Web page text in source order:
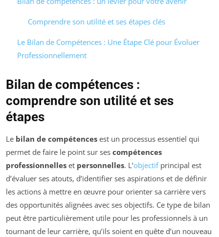
Comprendre son utilité et ses étapes clés
Le Bilan de Compétences : Une Étape Clé pour Évoluer
Professionnellement
Bilan de compétences :
comprendre son utilité et ses
étapes
Le bilan de compétences est un processus essentiel qui
permet de faire le point sur ses compétences
professionnelles et personnelles. L’objectifprincipal est
d’évaluer ses atouts, d’identifier ses aspirations et de définir
les actions à mettre en œuvre pour orienter sa carrière vers
des opportunités alignées avec ses objectifs. Ce type de bilan
peut être particulièrement utile pour les professionnels à un
tournant de leur carrière, qu’ils soient en quête d’un nouveau